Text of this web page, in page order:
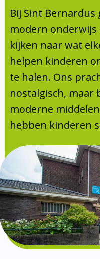
Onderwijs
Leerlingenraad
Leerlingenzorg
Centrum Jeugd
Schooltijden
Absentie
Vakanties
Aanmelden
Schoolgids
Gezonde school
Kinderopvang
BSO
Privacy
Ouders
Formulieren
Klachtenregeling
Contact
Bij Sint Bernardus
modern onderwijs
kijken naar wat
helpen kinderen
te halen. Ons
nostalgisch, maar
moderne
hebben kinderen